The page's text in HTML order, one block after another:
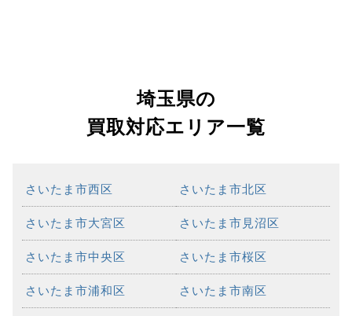
埼玉県の
買取対応エリア一覧
さいたま市西区 さいたま市北区
さいたま市大宮区 さいたま市見沼区
さいたま市中央区 さいたま市桜区
さいたま市浦和区 さいたま市南区